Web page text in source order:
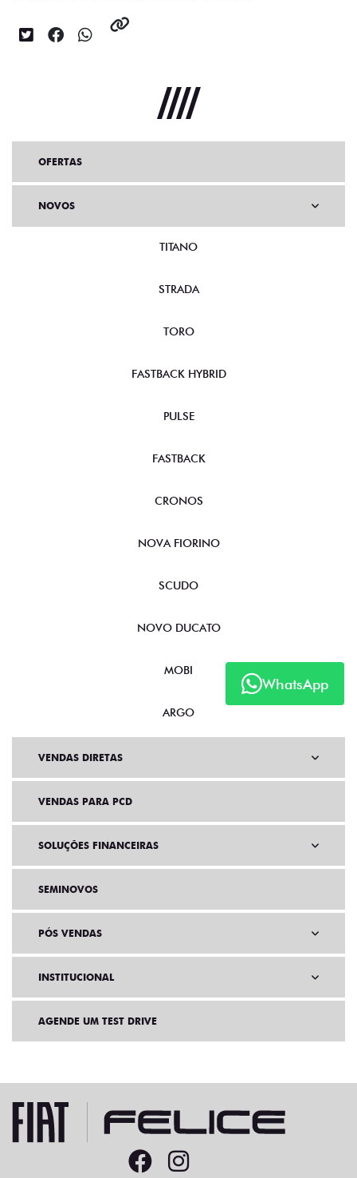
WhatsApp
OFERTAS
NOVOS
TITANO
STRADA
TORO
FASTBACK HYBRID
PULSE
FASTBACK
CRONOS
NOVA FIORINO
SCUDO
NOVO DUCATO
MOBI
ARGO
VENDAS DIRETAS
VENDAS PARA PCD
SOLUÇÕES FINANCEIRAS
SEMINOVOS
PÓS VENDAS
INSTITUCIONAL
AGENDE UM TEST DRIVE